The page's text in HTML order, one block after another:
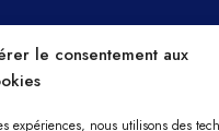
le consentement aux
expériences, nous utilisons des
Gsti Mécanique